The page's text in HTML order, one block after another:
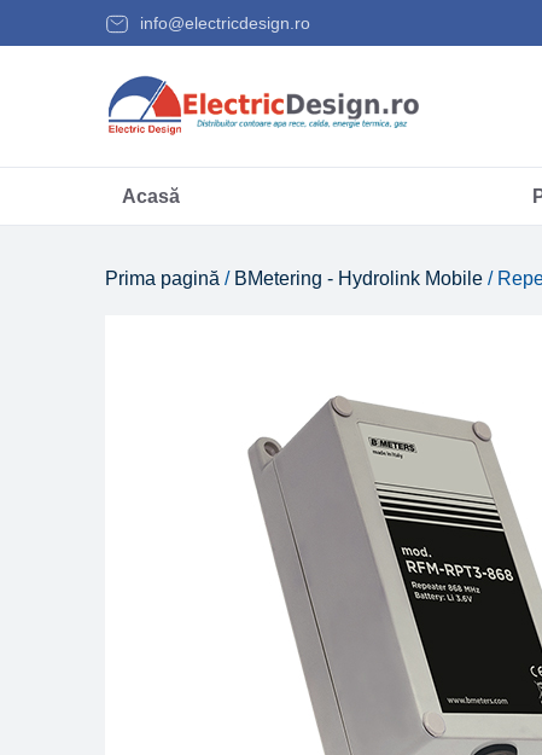
info@electricdesign.ro
Acasă
Prima pagină / BMetering - Hydrolink Mobile /